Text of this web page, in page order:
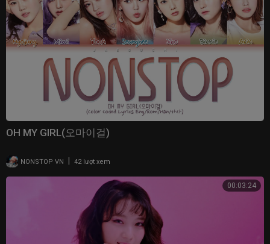
OH MY GIRL(오마이걸)
NONSTOP VN 42 lượt xem
00:03:24